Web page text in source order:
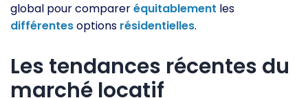
global pour compareréquitablement les
différentesoptions résidentielles.
Les tendances récentes du
marché locatif